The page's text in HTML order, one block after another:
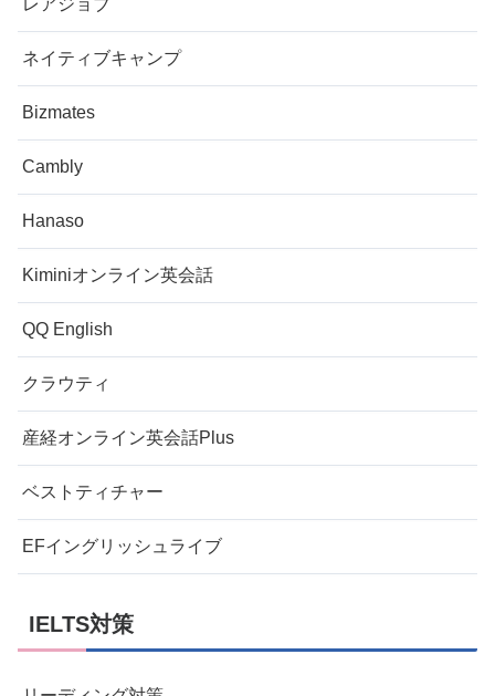
レアジョブ
ネイティブキャンプ
Bizmates
Cambly
Hanaso
Kiminiオンライン英会話
QQ English
クラウティ
産経オンライン英会話Plus
ベストティチャー
EFイングリッシュライブ
IELTS対策